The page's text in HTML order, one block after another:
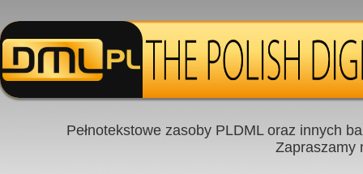
Pełnotekstowe zasoby PLDML oraz innych
Zapraszamy